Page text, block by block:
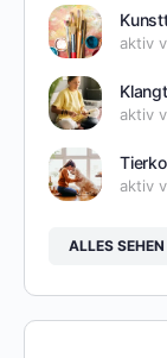
aktiv
aktiv
aktiv
ALLES SEHEN